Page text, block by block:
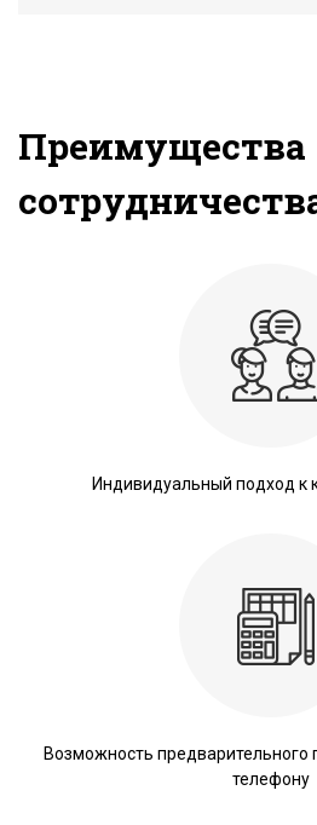
Преимущества
Индивидуальный подход к
Возможность предварительного
телефону